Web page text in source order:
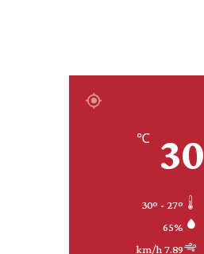
30
℃
65%